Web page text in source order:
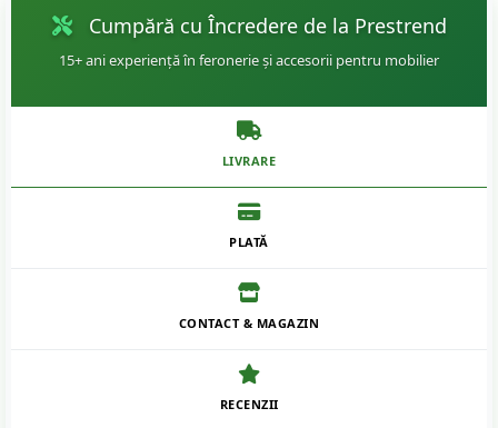
Cumpără cu Încredere de la Prestrend
15+ ani experiență în feronerie și accesorii pentru mobilier
LIVRARE
PLATĂ
CONTACT & MAGAZIN
RECENZII